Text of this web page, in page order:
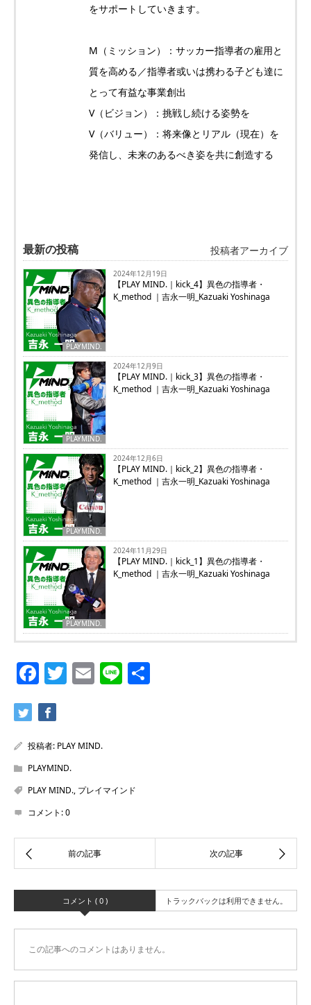
をサポートしていきます。
M（ミッション）：サッカー指導者の雇用と
質を高める／指導者或いは携わる子ども達に
とって有益な事業創出
V（ビジョン）：挑戦し続ける姿勢を
V（バリュー）：将来像とリアル（現在）を
発信し、未来のあるべき姿を共に創造する
最新の投稿 投稿者アーカイブ
PLAYMIND.
2024年12月19日
【PLAY MIND.｜kick_4】異色の指導者・
K_method ｜吉永一明_Kazuaki Yoshinaga
PLAYMIND.
2024年12月9日
【PLAY MIND.｜kick_3】異色の指導者・
K_method ｜吉永一明_Kazuaki Yoshinaga
PLAYMIND.
2024年12月6日
【PLAY MIND.｜kick_2】異色の指導者・
K_method ｜吉永一明_Kazuaki Yoshinaga
PLAYMIND.
2024年11月29日
【PLAY MIND.｜kick_1】異色の指導者・
K_method ｜吉永一明_Kazuaki Yoshinaga
Facebook
Twitter
Email
Line
投稿者: PLAY MIND.
PLAYMIND.
PLAY MIND., プレイマインド
コメント:0
コメント ( 0 ) トラックバックは利用できません。
この記事へのコメントはありません。